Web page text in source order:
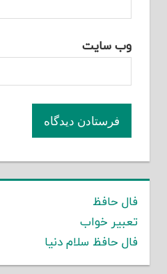
وب‌ سایت
فال حافظ
تعبیر خواب
فال حافظ سلام دنیا